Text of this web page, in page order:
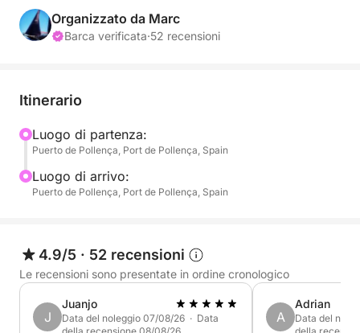
giornaliera unisce la tranquillità di una crociera a
un'entusiasmante esplorazione, offrendo il mix
Inizia il tuo viaggio lungo la costa della Tramuntana,
offrono uno scenario mozzafiato. Fate una sosta in
calette appartate per nuotare e fare snorkeling in
acque cristalline. A seconda delle condizioni e delle
preferenze, potrete visitare gioielli come Cala Murta,
sabbia bianca.
Continua la navigazione per esplorare la bellezza
selvaggia di Cap de Formentor e il suo iconico faro.
Fate una pausa pranzo, a bordo o in un ristorante sul
Organizzato da Marc
Barca verificata·52 recensioni
Itinerario
Luogo di partenza:
Puerto de Pollença, Port de Pollença, Spain
Luogo di arrivo:
Puerto de Pollença, Port de Pollença, Spain
4.9/5 · 52 recensioni
Le recensioni sono presentate in ordine cronologico
J
Juanjo
Data del noleggio 07/08/26 · Data
A
Adrian
Data del